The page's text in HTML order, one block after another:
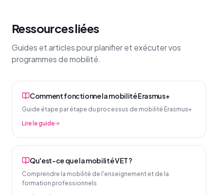
Ressources liées
Guides et articles pour planifier et exécuter vos
programmes de mobilité.
Comment fonctionne la mobilité Erasmus+
Guide étape par étape du processus de mobilité Erasmus+
Lire le guide
Qu'est-ce que la mobilité VET ?
Comprendre la mobilité de l'enseignement et de la
formation professionnels